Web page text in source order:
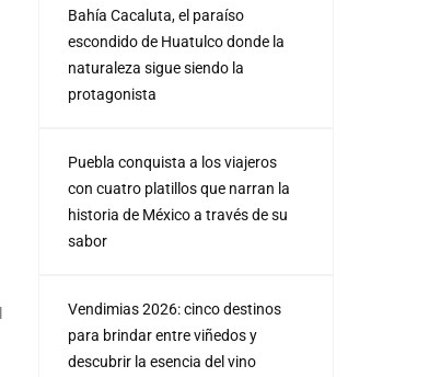
Bahía Cacaluta, el paraíso
escondido de Huatulco donde la
naturaleza sigue siendo la
protagonista
Puebla conquista a los viajeros
con cuatro platillos que narran la
historia de México a través de su
sabor
Vendimias 2026: cinco destinos
para brindar entre viñedos y
descubrir la esencia del vino